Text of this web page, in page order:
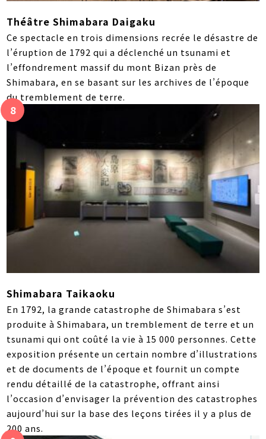
Théâtre Shimabara Daigaku
Ce spectacle en trois dimensions recrée le désastre de
l’éruption de 1792 qui a déclenché un tsunami et
l’effondrement massif du mont Bizan près de
Shimabara, en se basant sur les archives de l’époque
du tremblement de terre.
Shimabara Taikaoku
En 1792, la grande catastrophe de Shimabara s’est
produite à Shimabara, un tremblement de terre et un
tsunami qui ont coûté la vie à 15 000 personnes. Cette
exposition présente un certain nombre d’illustrations
et de documents de l’époque et fournit un compte
rendu détaillé de la catastrophe, offrant ainsi
l’occasion d’envisager la prévention des catastrophes
aujourd’hui sur la base des leçons tirées il y a plus de
200 ans.